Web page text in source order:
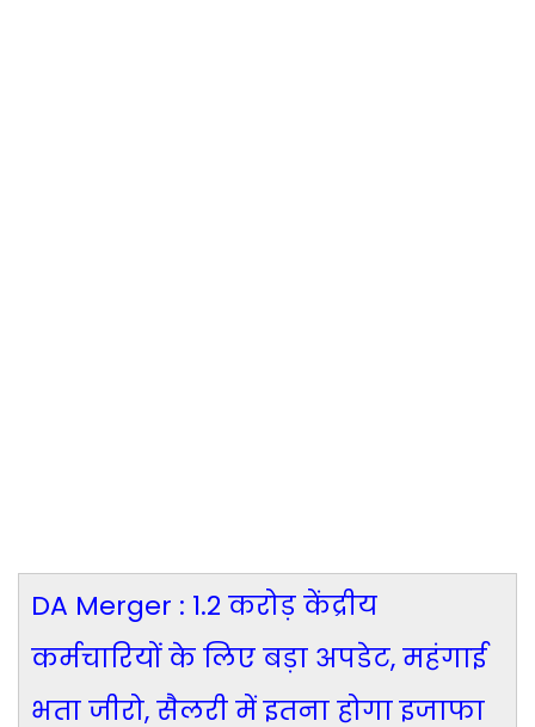
DA Merger : 1.2 करोड़ केंद्रीय
कर्मचारियों के लिए बड़ा अपडेट, महंगाई
भता जीरो, सैलरी में इतना होगा इजाफा